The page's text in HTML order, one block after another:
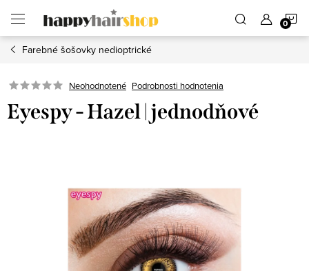
obsah
Farebné šošovky nedioptrické
Neohodnotené Podrobnosti hodnotenia
Eyespy - Hazel | jednodňové